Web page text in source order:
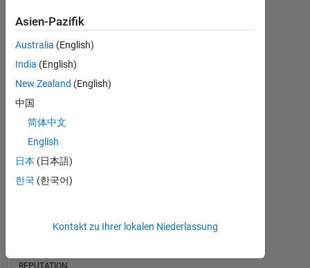
BEITRÄGE L
0
1
REPUTATION
Asien-Pazifik
Australia (English)
India (English)
New Zealand (English)
中国
简体中文
English
日本 (日本語)
한국 (한국어)
Kontakt zu Ihrer lokalen Niederlassung